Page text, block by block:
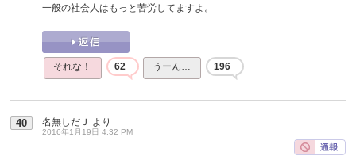
一般の社会人はもっと苦労してますよ。
それな！ 62 うーん… 196
40 名無しだＪ より
2016年1月19日 4:32 PM